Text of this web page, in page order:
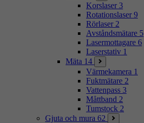
Korslaser 3
Rotationslaser 9
Rörlaser 2
Avståndsmätare 5
Lasermottagare 6
Laserstativ 1
Mäta 14
Värmekamera 1
Fuktmätare 2
Vattenpass 3
Måttband 2
Tumstock 2
Gjuta och mura 62